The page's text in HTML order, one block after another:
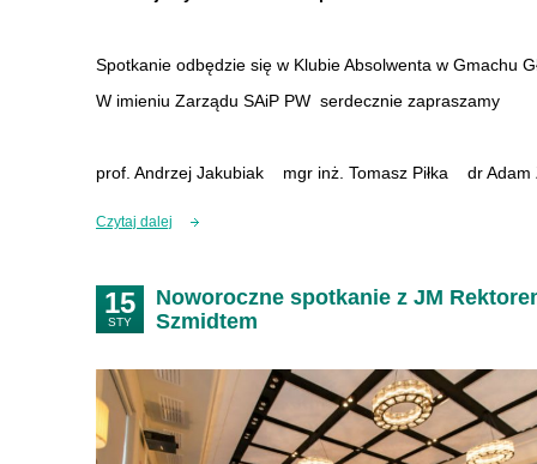
Spotkanie odbędzie się w Klubie Absolwenta w Gmachu
W imieniu Zarządu SAiP PW serdecznie zapraszamy
prof. Andrzej Jakubiak mgr inż. Tomasz Piłka dr Adam
Czytaj dalej
15
STY
Noworoczne spotkanie z JM
Szmidtem